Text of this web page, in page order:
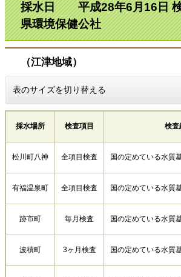
採水日 平成28年6月16日
県環境保健公社
（江津地域）
表のサイズを切り替える
採水場所 検査項目 検査
松川町八神 全項目検査 国の定めている水質
有福温泉町 全項目検査 国の定めている水質
跡市町 毎月検査 国の定めている水質
波積町 3ヶ月検査 国の定めている水質